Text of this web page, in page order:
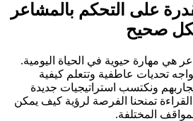
على التحكم بالمشاعر
صحيح
هي مهارة حيوية في الحياة اليومية.
تحديات عاطفية وتتعلم كيفية
ونكتسب استراتيجيات جديدة
تمنحنا الفرصة لرؤية كيف يمكن
المختلفة.